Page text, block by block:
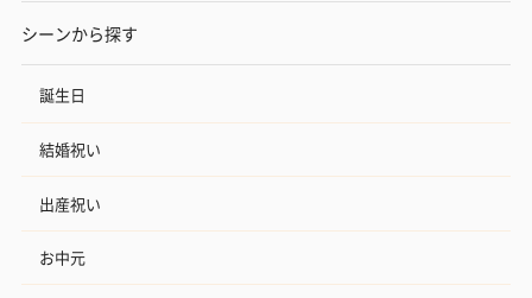
シーンから探す
誕生日
結婚祝い
出産祝い
お中元